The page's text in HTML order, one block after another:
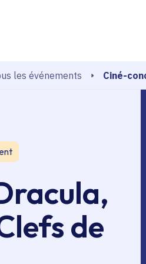
les événements Ciné-
de